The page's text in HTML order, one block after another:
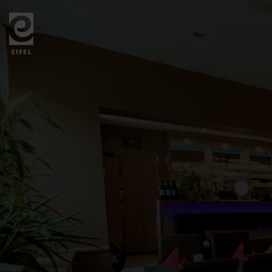
Zurück
zur
Startseite